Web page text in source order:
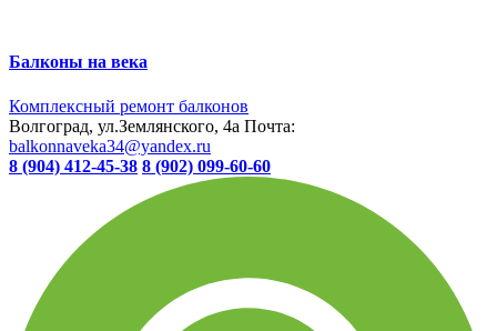
Балконы на века
Комплексный ремонт балконов
Волгоград, ул.Землянского, 4а Почта:
balkonnaveka34@yandex.ru
8 (904) 412-45-38 8 (902) 099-60-60